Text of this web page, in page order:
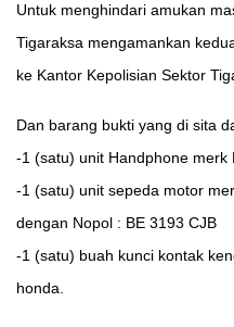
Untuk menghindari amukan
Tigaraksa mengamankan
ke Kantor Kepolisian Sektor
Dan barang bukti yang di sita
-1 (satu) unit Handphone merk
-1 (satu) unit sepeda motor
dengan Nopol : BE 3193 CJB
-1 (satu) buah kunci kontak
honda.